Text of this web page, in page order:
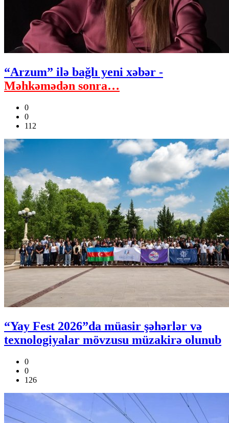
“Arzum” ilə bağlı yeni xəbər -
Məhkəmədən sonra…
0
0
112
“Yay Fest 2026”da müasir şəhərlər və
texnologiyalar mövzusu müzakirə olunub
0
0
126